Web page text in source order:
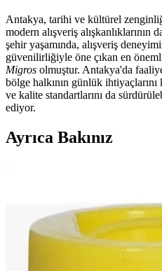
Antakya, tarihi ve kültürel
modern alışveriş
şehir yaşamında, alışveriş
güvenilirliğiyle öne çıkan en
Migros olmuştur. Antakya'da
bölge halkının günlük ihtiyaçlarını
ve kalite standartlarını da
ediyor.
Ayrıca Bakınız
Hatay’ın Antakya bölgesine özgü
kırma yeşil zeytinleri, doğal
kaliteyi bir arada sunan